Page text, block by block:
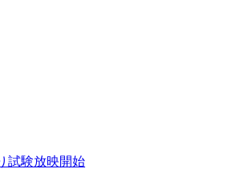
試験放映開始